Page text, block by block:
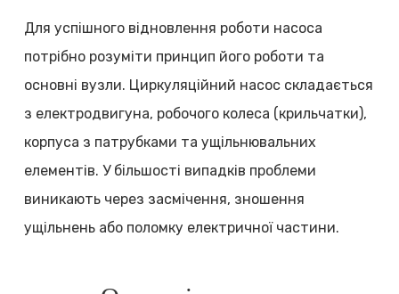
Для успішного відновлення роботи насоса
потрібно розуміти принцип його роботи та
основні вузли. Циркуляційний насос складається
з електродвигуна, робочого колеса (крильчатки),
корпуса з патрубками та ущільнювальних
елементів. У більшості випадків проблеми
виникають через засмічення, зношення
ущільнень або поломку електричної частини.